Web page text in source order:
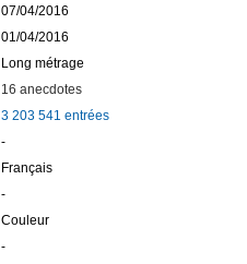
07/04/2016
01/04/2016
Long métrage
16 anecdotes
3 203 541 entrées
-
Français
-
Couleur
-